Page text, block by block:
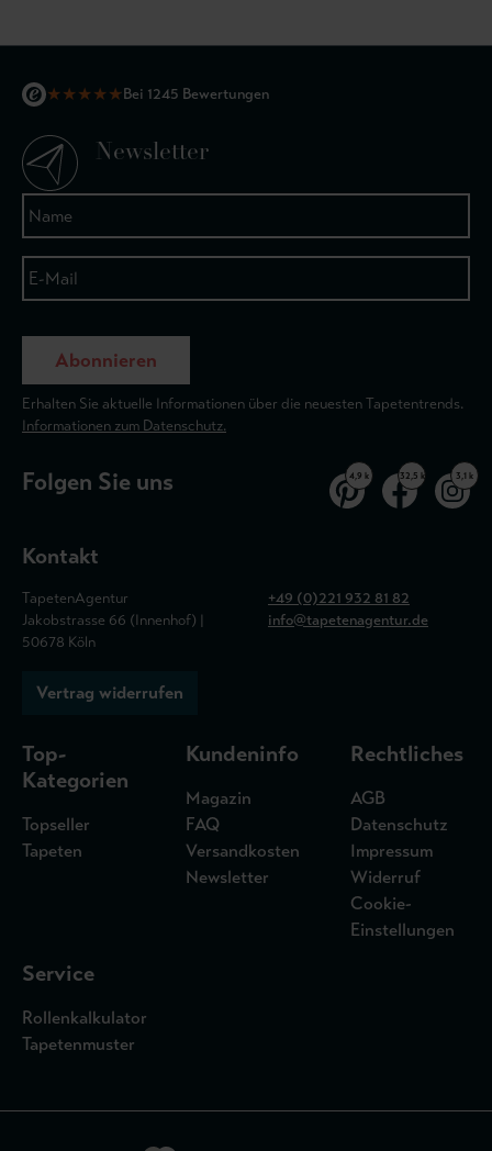
★★★★★Bei 1245 Bewertungen
Newsletter
Abonnieren
Erhalten Sie aktuelle Informationen über die neuesten Tapetentrends.
Informationen zum Datenschutz.
Folgen Sie uns 4,9 k 32,5 k 3,1 k
Kontakt
TapetenAgentur
Jakobstrasse 66 (Innenhof) |
50678 Köln
+49 (0)221 932 81 82
info@tapetenagentur.de
Vertrag widerrufen
Top-
Kategorien
Topseller
Tapeten
Kundeninfo
Magazin
FAQ
Versandkosten
Newsletter
Rechtliches
AGB
Datenschutz
Impressum
Widerruf
Cookie-
Einstellungen
Service
Rollenkalkulator
Tapetenmuster